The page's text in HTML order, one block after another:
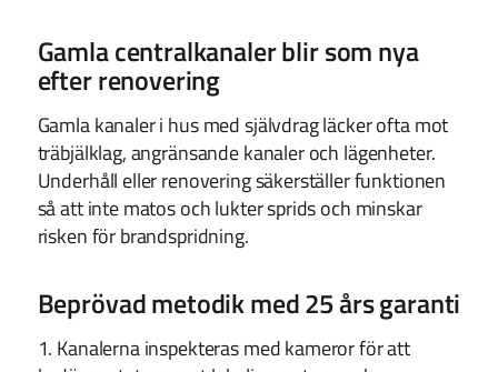
Gamla centralkanaler blir som nya
efter renovering
Gamla kanaler i hus med självdrag läcker ofta mot
träbjälklag, angränsande kanaler och lägenheter.
Underhåll eller renovering säkerställer funktionen
så att inte matos och lukter sprids och minskar
risken för brandspridning.
Beprövad metodik med 25 års garanti
1. Kanalerna inspekteras med kameror för att